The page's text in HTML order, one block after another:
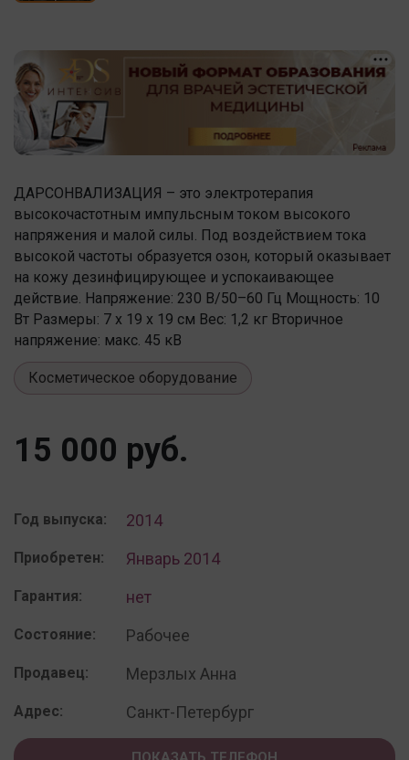
ДАРСОНВАЛИЗАЦИЯ – это электротерапия
высокочастотным импульсным током высокого
напряжения и малой силы. Под воздействием тока
высокой частоты образуется озон, который оказывает
на кожу дезинфицирующее и успокаивающее
действие. Напряжение: 230 В/50–60 Гц Мощность: 10
Вт Размеры: 7 х 19 х 19 см Вес: 1,2 кг Вторичное
напряжение: макс. 45 кВ
Косметическое оборудование
15 000 руб.
Год выпуска: 2014
Приобретен: Январь 2014
Гарантия: нет
Состояние: Рабочее
Продавец: Мерзлых Анна
Адрес: Санкт-Петербург